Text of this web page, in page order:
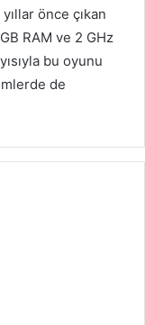
önce çıkan
RAM ve 2 GHz
bu oyunu
de